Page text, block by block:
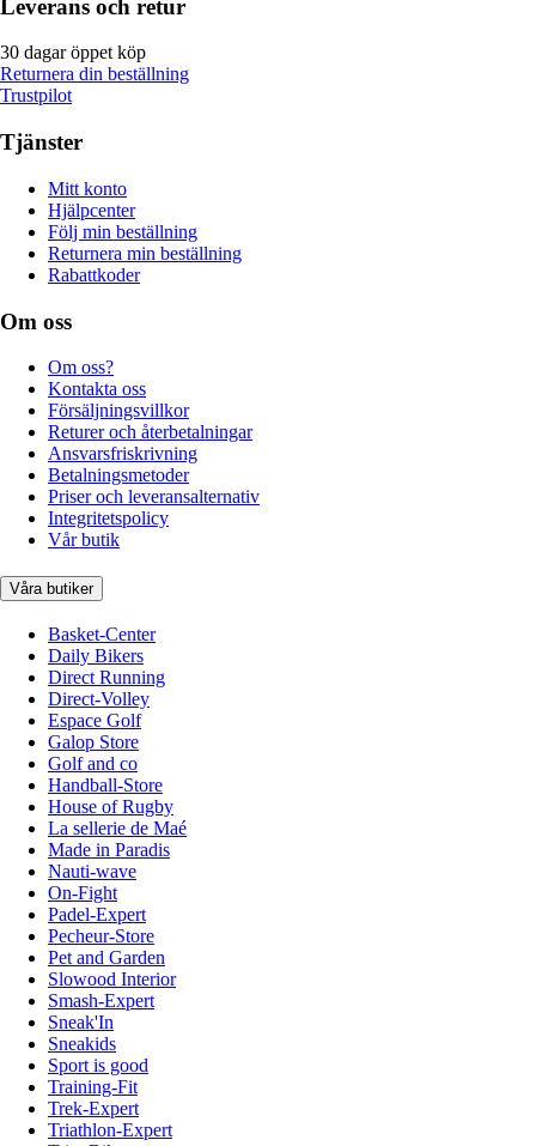
Leverans och retur
30 dagar öppet köp
Returnera din beställning
Trustpilot
Tjänster
Mitt konto
Hjälpcenter
Följ min beställning
Returnera min beställning
Rabattkoder
Om oss
Om oss?
Kontakta oss
Försäljningsvillkor
Returer och återbetalningar
Ansvarsfriskrivning
Betalningsmetoder
Priser och leveransalternativ
Integritetspolicy
Vår butik
Våra butiker
Basket-Center
Daily Bikers
Direct Running
Direct-Volley
Espace Golf
Galop Store
Golf and co
Handball-Store
House of Rugby
La sellerie de Maé
Made in Paradis
Nauti-wave
On-Fight
Padel-Expert
Pecheur-Store
Pet and Garden
Slowood Interior
Smash-Expert
Sneak'In
Sneakids
Sport is good
Training-Fit
Trek-Expert
Triathlon-Expert